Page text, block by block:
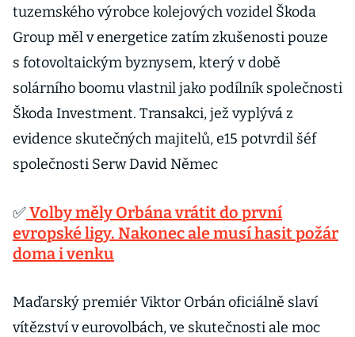
tuzemského výrobce kolejových vozidel Škoda
Group měl v energetice zatím zkušenosti pouze
s fotovoltaickým byznysem, který v době
solárního boomu vlastnil jako podílník společnosti
Škoda Investment. Transakci, jež vyplývá z
evidence skutečných majitelů, e15 potvrdil šéf
společnosti Serw David Němec
✅Volby měly Orbána vrátit do první
evropské ligy. Nakonec ale musí hasit požár
doma i venku
Maďarský premiér Viktor Orbán oficiálně slaví
vítězství v eurovolbách, ve skutečnosti ale moc